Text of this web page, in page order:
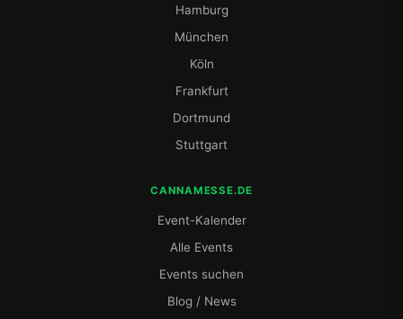
Hamburg
München
Köln
Frankfurt
Dortmund
Stuttgart
CANNAMESSE.DE
Event-Kalender
Alle Events
Events suchen
Blog / News